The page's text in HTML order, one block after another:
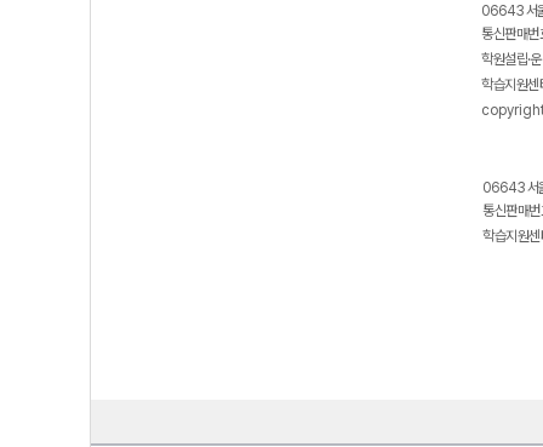
06643 서
통신판매
학원설립·
학습지원
06643 서
통신판매
학습지원